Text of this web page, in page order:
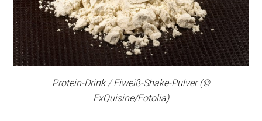
Protein-Drink / Eiweiß-Shake-Pulver (©
ExQuisine/Fotolia)